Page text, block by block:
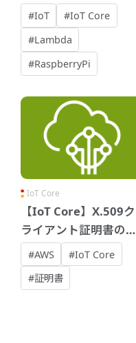
るボタン』を作成して
みる(後編)
#IoT
#IoT Core
#Lambda
#RaspberryPi
IoT Core
【IoT Core】X.509ク
ライアント証明書の有
効期限について
#AWS
#IoT Core
#証明書